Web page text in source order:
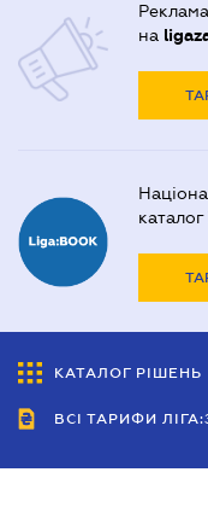
на
КАТАЛОГ РІШЕНЬ
ВСІ ТАРИФИ